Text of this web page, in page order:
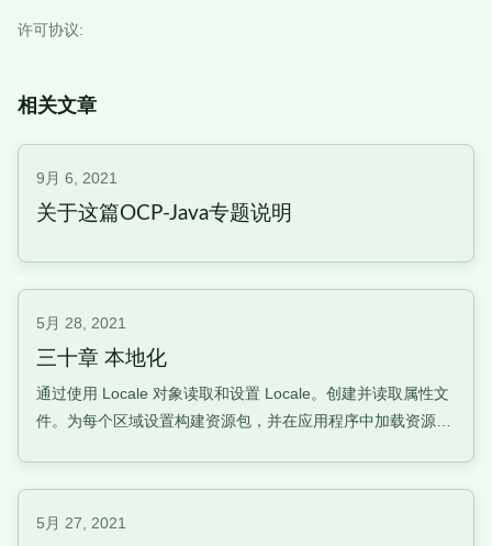
许可协议:
相关文章
9月 6, 2021
关于这篇OCP-Java专题说明
5月 28, 2021
三十章 本地化
通过使用 Locale 对象读取和设置 Locale。创建并读取属性文
件。为每个区域设置构建资源包，并在应用程序中加载资源
机
5月 27, 2021